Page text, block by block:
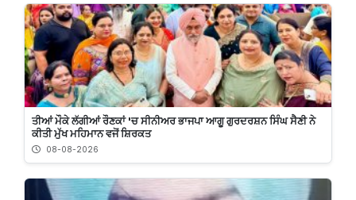
ਤੀਆਂ ਮੌਕੇ ਲੱਗੀਆਂ ਰੌਣਕਾਂ 'ਚ ਸੀਨੀਅਰ ਭਾਜਪਾ ਆਗੂ ਗੁਰਦਰਸ਼ਨ ਸਿੰਘ ਸੈਣੀ ਨੇ
ਕੀਤੀ ਮੁੱਖ ਮਹਿਮਾਨ ਵਜੋਂ ਸ਼ਿਰਕਤ
08-08-2026